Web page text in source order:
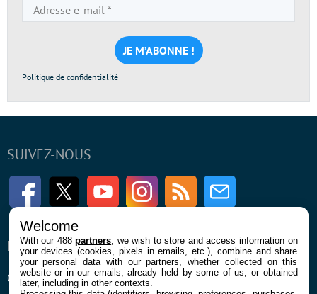
e-
mail
*
Politique de confidentialité
SUIVEZ-NOUS
FacebookTwitter Youtube InstagramRSS Newsletter
ENTREPRISE
Qui sommes nous
À PROPOS
La rédaction
Welcome
With our 488partners , we wish to store and access information on
your devices (cookies, pixels in emails, etc.), combine and share
your personal data with our partners, whether collected on this
website or in our emails, already held by some of us, or obtained
later, including in other contexts.